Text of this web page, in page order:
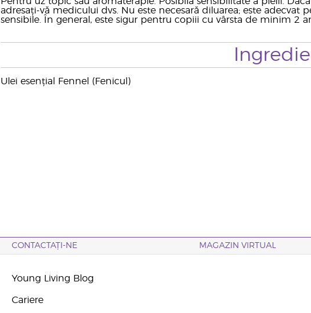
adresați-vă medicului dvs. Nu este necesară diluarea; este
sensibile. În general, este sigur pentru copiii cu vârsta de minim 2
Ulei esențial Fennel (Fenicul)
CONTACTAȚI-NE MAGAZIN VIRTUAL
Young Living Blog
Cariere